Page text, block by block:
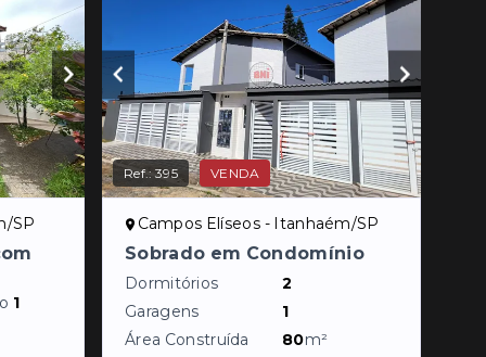
SP
1
Ref.:395 VENDA
Campos Elíseos - Itanhaém/SP
Sobrado em Condomínio
Dormitórios
2
Garagens
1
Área Construída
80m²